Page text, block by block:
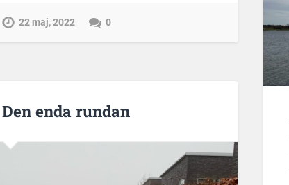
22 maj, 2022 0
Den enda rundan